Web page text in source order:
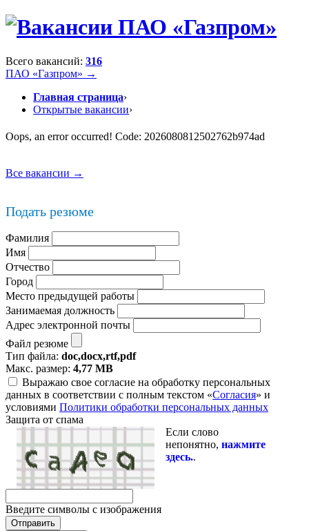
Всего вакансий: 316
ПАО «Газпром» →
Главная страница›
Открытые вакансии›
Oops, an error occurred! Code: 2026080812502762b974ad
Все вакансии →
Подать резюме
Фамилия
Имя
Отчество
Город
Место предыдущей работы
Занимаемая должность
Адрес электронной почты
Файл резюме
Тип файла: doc,docx,rtf,pdf
Макс. размер: 4,77 MB
Выражаю свое согласие на обработку персональных
данных в соответствии с полным текстом «Согласия» и
условиями Политики обработки персональных данных
Защита от спама
Если слово
непонятно, нажмите
здесь..
Введите символы с изображения